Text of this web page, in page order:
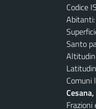
Codice
Abitanti:
Santo
Comuni
Frazioni